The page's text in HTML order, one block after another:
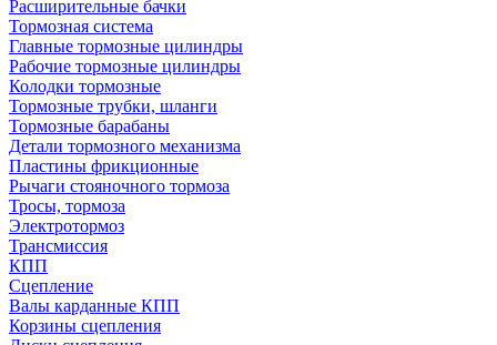
Расширительные бачки
Тормозная система
Главные тормозные цилиндры
Рабочие тормозные цилиндры
Колодки тормозные
Тормозные трубки, шланги
Тормозные барабаны
Детали тормозного механизма
Пластины фрикционные
Рычаги стояночного тормоза
Тросы, тормоза
Электротормоз
Трансмиссия
КПП
Сцепление
Валы карданные КПП
Корзины сцепления